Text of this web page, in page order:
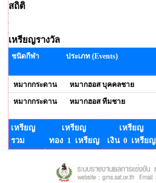
สถิติ
เหรียญรางวัล
ชนิดกีฬา ประเภท (Events)
หมากกระดาน หมากฮอส บุคคลชาย
หมากกระดาน หมากฮอส ทีมชาย
เหรียญ
รวม
เหรียญ
ทอง 1 เหรียญ
เหรียญ
เงิน 0 เหรียญ